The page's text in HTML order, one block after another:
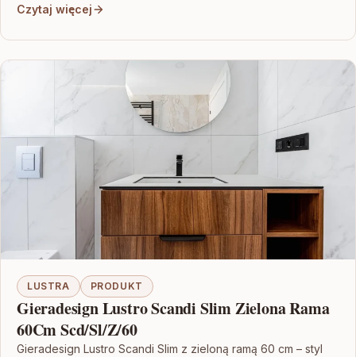
Czytaj więcej
LUSTRA PRODUKT
Gieradesign Lustro Scandi Slim Zielona Rama
60Cm Scd/Sl/Z/60
Gieradesign Lustro Scandi Slim z zieloną ramą 60 cm – styl